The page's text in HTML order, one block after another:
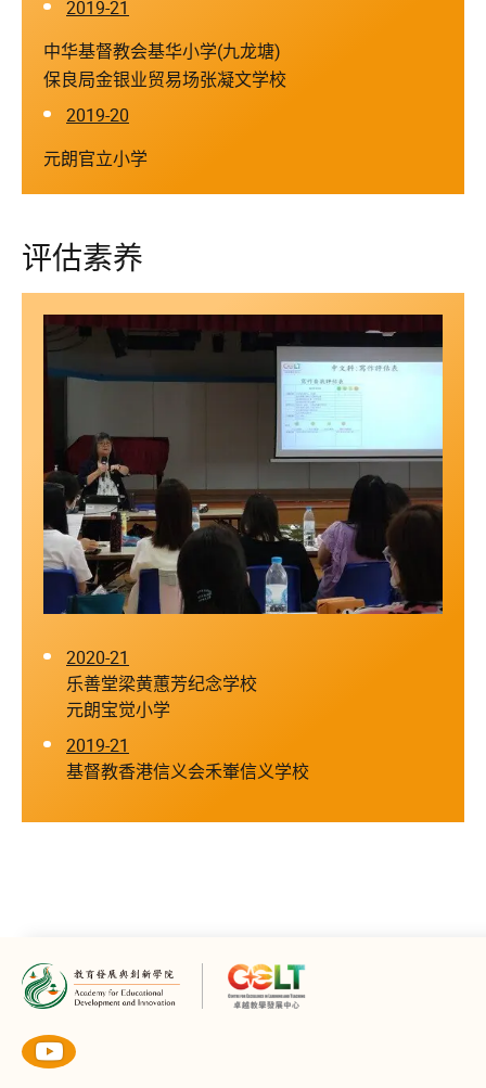
2019-21
中华基督教会基华小学(九龙塘)
保良局金银业贸易场张凝文学校
2019-20
元朗官立小学
评估素养
2020-21
乐善堂梁黄蕙芳纪念学校
元朗宝觉小学
2019-21
基督教香港信义会禾輋信义学校